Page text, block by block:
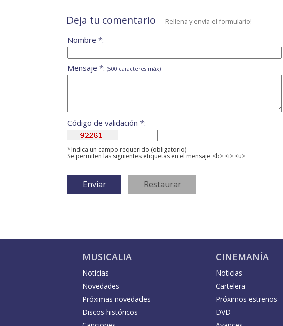
Deja tu comentario Rellena y envía el formulario!
Nombre *:
Mensaje *: (500 caracteres máx)
Código de validación *:
*Indica un campo requerido (obligatorio)
Se permiten las siguientes etiquetas en el mensaje <b> <i> <u>
MUSICALIA
Noticias
Novedades
Próximas novedades
Discos históricos
CINEMANÍA
Noticias
Cartelera
Próximos estrenos
DVD